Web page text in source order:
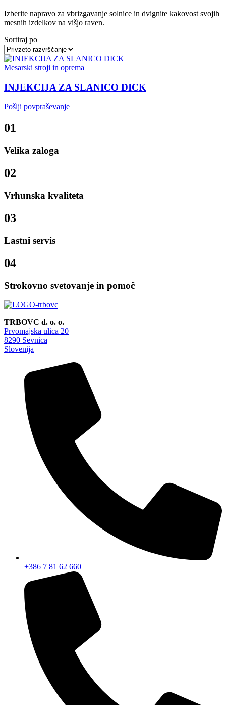
Izberite napravo za vbrizgavanje solnice in dvignite kakovost svojih
mesnih izdelkov na višjo raven.
Sortiraj po
Mesarski stroji in oprema
INJEKCIJA ZA SLANICO DICK
Pošlji povpraševanje
01
Velika zaloga
02
Vrhunska kvaliteta
03
Lastni servis
04
Strokovno svetovanje in pomoč
TRBOVC d. o. o.
Prvomajska ulica 20
8290 Sevnica
Slovenija
+386 7 81 62 660